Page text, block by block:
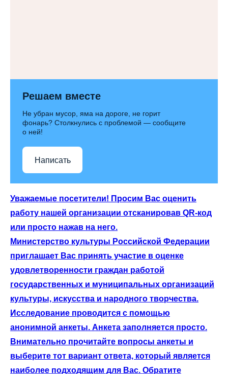
Решаем вместе
Не убран мусор, яма на дороге, не горит
фонарь? Столкнулись с проблемой — сообщите
о ней!
Написать
Уважаемые посетители! Просим Вас оценить
работу нашей организации отсканировав QR-код
или просто нажав на него.
Министерство культуры Российской Федерации
приглашает Вас принять участие в оценке
удовлетворенности граждан работой
государственных и муниципальных организаций
культуры, искусства и народного творчества.
Исследование проводится с помощью
анонимной анкеты. Анкета заполняется просто.
Внимательно прочитайте вопросы анкеты и
выберите тот вариант ответа, который является
наиболее подходящим для Вас. Обратите